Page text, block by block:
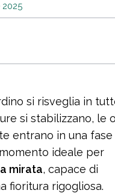
si risveglia in
si stabilizzano, le
entrano in una fase
ideale per
mirata, capace di
fioritura rigogliosa.